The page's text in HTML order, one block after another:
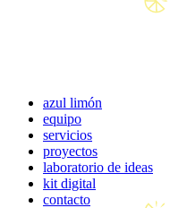
azul limón
equipo
servicios
proyectos
laboratorio de ideas
kit digital
contacto